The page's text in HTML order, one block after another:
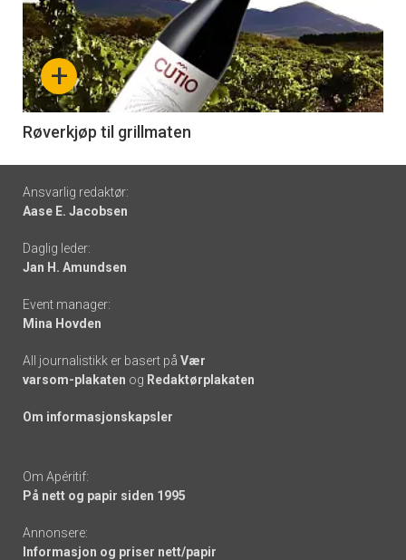
akkurat
nå
-
6
+
Røverkjøp til grillmaten
Footer
-
links
Ansvarlig redaktør:
Aase E. Jacobsen
Daglig leder:
Jan H. Amundsen
Event manager:
Mina Hovden
All journalistikk er basert på Vær
varsom-plakaten og Redaktørplakaten
Om informasjonskapsler
Om Apéritif:
På nett og papir siden 1995
Annonsere:
Informasjon og priser nett/papir